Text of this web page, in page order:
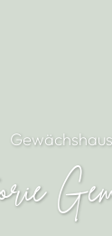
Gewächshaus